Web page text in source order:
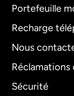
Portefeuille
Recharge
Nous
Réclamations
Sécurité